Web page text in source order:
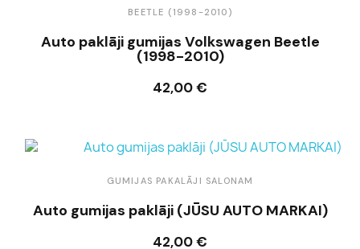
BEETLE (1998-2010)
Auto paklāji gumijas Volkswagen Beetle
(1998-2010)
42,00 €
Ielikt grozā
GUMIJAS PAKALĀJI SALONAM
Auto gumijas paklāji (JŪSU AUTO MARKAI)
42,00 €